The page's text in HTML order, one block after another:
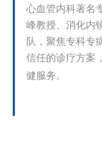
心血管内科著名
峰教授、消化内
队，聚焦专科专
信任的诊疗方案
健服务。